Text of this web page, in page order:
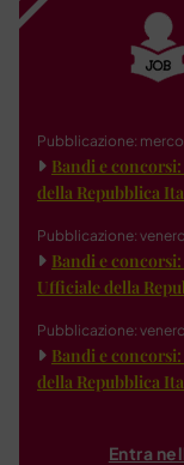
Pubblicazione:
Bandi e
della Repubblica
Pubblicazione:
Bandi e
Ufficiale della
Pubblicazione:
Bandi e
della Repubblica
Entra